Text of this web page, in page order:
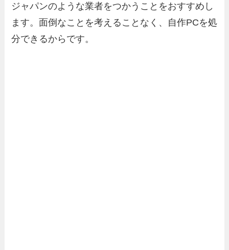
ジャパンのような業者をつかうことをおすすめし
ます。面倒なことを考えることなく、自作PCを処
分できるからです。